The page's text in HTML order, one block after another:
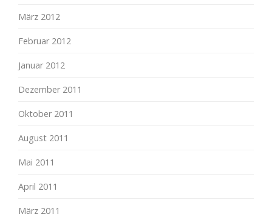
März 2012
Februar 2012
Januar 2012
Dezember 2011
Oktober 2011
August 2011
Mai 2011
April 2011
März 2011